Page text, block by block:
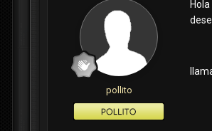
pollito